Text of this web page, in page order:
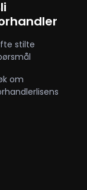
stilte
om